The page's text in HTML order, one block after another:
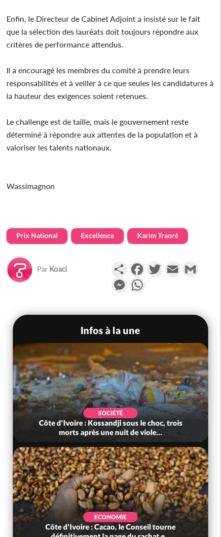
Enfin, le Directeur de Cabinet Adjoint a insisté sur le fait
que la sélection des lauréats doit toujours répondre aux
critères de performance attendus.
Il a encouragé les membres du comité à prendre leurs
responsabilités et à veiller à ce que seules les candidatures à
la hauteur des exigences soient retenues.
Le challenge est de taille, mais le gouvernement reste
déterminé à répondre aux attentes de la population et à
valoriser les talents nationaux.
Wassimagnon
Prix National Excellence Karim Traoré
Par Koaci PartagerFacebookTwitterEmail
Messenger
Infos à la une
SOCIÉTÉ
: Kossandji sous le choc, trois
après une nuit de viole...
ECONOMIE
: Cacao, le Conseil tourne
Côte d'Ivoire :
Côte d'Ivoire: